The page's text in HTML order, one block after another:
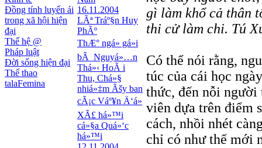
Đồng tính luyến ái
trong xã hội hiện
đại
Thế hệ @
Pháp luật
Đời sống hiện đại
Thể thao
talaFemina
16.11.2004
LÃª Tráº§n Huy
PhÃº
ThÆ° ngá» gá»­i
bÃ Nguyá»…n
Thá»‹ HoÃ i
Thu, Chá»§
nhiá»‡m Ãšy ban
cÃ¡c Váº¥n Ä‘á»
XÃ£ há»™i
cá»§a Quá»‘c
há»™i
gì làm khổ cả thân
thi cử làm chi. Tú
Có thể nói rằng,
túc của cái học
thức, đến nỗi người
viên dựa trên điểm
cách, nhồi nhét
chỉ có như thế mới